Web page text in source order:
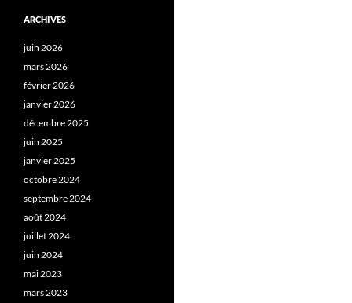
ARCHIVES
juin 2026
mars 2026
février 2026
janvier 2026
décembre 2025
juin 2025
janvier 2025
octobre 2024
septembre 2024
août 2024
juillet 2024
juin 2024
mai 2023
mars 2023